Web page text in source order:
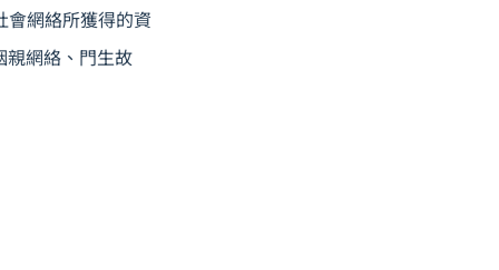
網絡所獲得的資
親網絡、門生故